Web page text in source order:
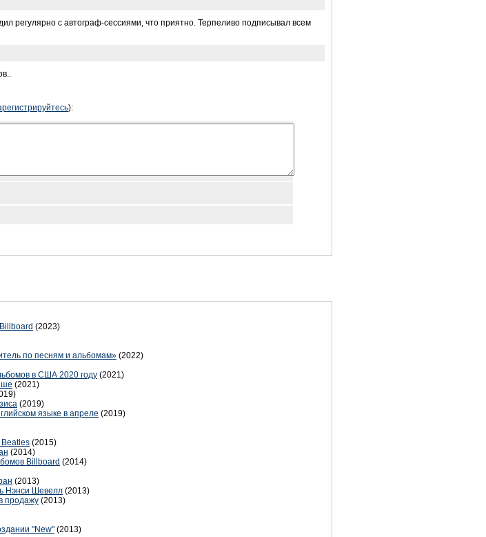
регулярно с автограф-сессиями, что приятно. Терпеливо подписывал всем
):
(2023)
по песням и альбомам» (2022)
в США 2020 году (2021)
(2021)
(2019)
языке в апреле (2019)
(2015)
(2014)
Billboard (2014)
(2013)
Нэнси Шевелл (2013)
продажу (2013)
"New" (2013)